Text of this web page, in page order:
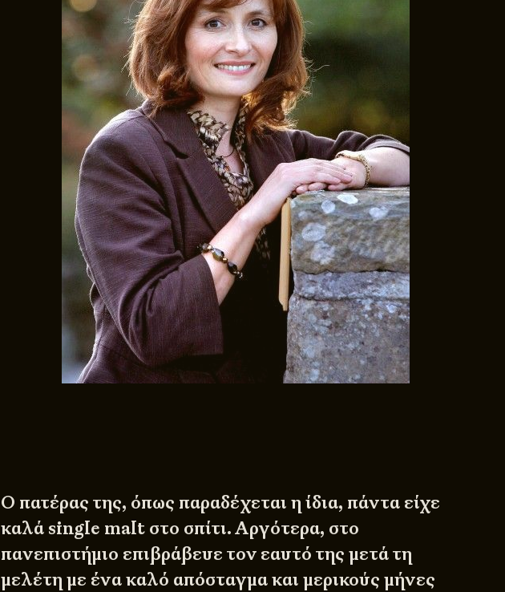
O πατέρας της, όπως παραδέχεται η ίδια, πάντα είχε
καλά single malt στο σπίτι. Αργότερα, στο
πανεπιστήμιο επιβράβευε τον εαυτό της μετά τη
μελέτη με ένα καλό απόσταγμα και μερικούς μήνες